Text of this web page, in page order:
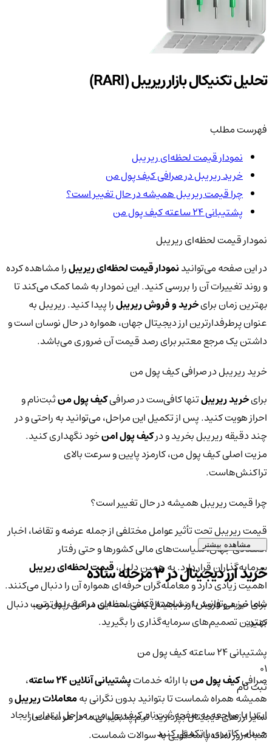
تحلیل تکنیکال بازار ریریبل (RARI)
فهرست مطلب
نمودار قیمت لحظه‌ای ریریبل
خرید ریریبل در صرافی کیف پول من
چرا قیمت ریریبل همیشه در حال تغییر است؟
پشتیبانی ۲۴ ساعته کیف پول من
نمودار قیمت لحظه‌ای ریریبل
در این صفحه می‌توانیدنمودار قیمت لحظه‌ای ریریبلرا مشاهده کرده
و روند تغییرات آن را بررسی کنید. این نمودار به شما کمک می‌کند تا
بهترین زمان برایخرید و فروش ریریبلرا پیدا کنید. ریریبل به
عنوان پرطرفدارترین ارز دیجیتال جهان، همواره در حال نوسان است و
داشتن یک مرجع معتبر برای رصد قیمت آن ضروری می‌باشد.
خرید ریریبل در صرافی کیف پول من
برایخرید ریریبلتنها کافی‌ست در صرافیکیف پول منثبت‌نام و
احراز هویت کنید. پس از تکمیل این مراحل، می‌توانید به راحتی و در
چند دقیقه ریریبل بخرید و درکیف پول امنخود نگهداری کنید.
مزیت اصلی کیف پول من، کارمزد پایین و سرعت بالای
تراکنش‌هاست.
چرا قیمت ریریبل همیشه در حال تغییر است؟
قیمت ریریبل تحت تأثیر عوامل مختلفی از جمله عرضه و تقاضا، اخبار
اقتصادی جهان، سیاست‌های مالی کشورها و حتی رفتار
سرمایه‌گذاران قرار دارد. به همین دلیل،قیمت لحظه‌ای ریریبل
اهمیت زیادی دارد و معامله‌گران حرفه‌ای همواره آن را دنبال می‌کنند.
شما نیز می‌توانید با مشاهده قیمت لحظه‌ای در کیف پول من،
بهترین تصمیم‌های سرمایه‌گذاری را بگیرید.
پشتیبانی ۲۴ ساعته کیف پول من
صرافیکیف پول منبا ارائه خدماتپشتیبانی آنلاین ۲۴ ساعته
،
همیشه همراه شماست تا بتوانید بدون نگرانی بهمعاملات ریریبلو
سایر ارزهای دیجیتال بپردازید. تیم پشتیبانی ما در هر ساعت از
شبانه‌روز آماده پاسخگویی به سوالات شماست.
مشاهده بیشتر
خرید ارز دیجیتال در 3 مرحله ساده
برای خرید و فروش ارز دیجیتال کافی‌ست این مراحل را به‌ترتیب دنبال
کنید:
01
ثبت نام
ابتدا با مراجعه به صفحه ثبت‌نام کیف‌ پول من، مراحل ابتدایی ایجاد
حساب کاربری را تکمیل کنید.